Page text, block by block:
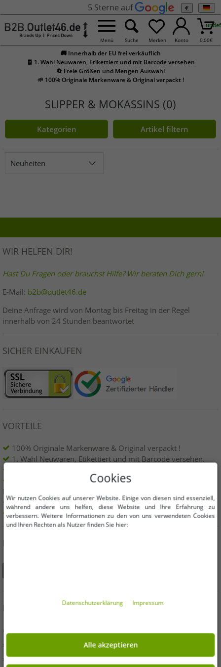
5 Sterne auf €
Menü Suche Merken Konto 0,00€
🚚 Innerhalb der EU frei verkäuflich
🧾 1. Wahl Neuwaren, Etikettiert und mit Barcode versehen
🔄 Freie Größen und Mengen Auswahl
🌱 100% Originale Markenware & Original verpackt !
SLIPPER & MOKASSINS (0)
Kategorien Artikel filtern
Neuheiten
WIR HELFEN DIR!
Hast Du Fragen oder brauchst Hilfe? Wir beraten Dich gern!
E-Mail: b2b@outlet46.de
Deine Anfrage wird von Montag bis Freitag in der Regel
innerhalb von 24 Stunden beantwortet
SICHER EINKAUFEN
VORTEILE
100% Originale Markenware & Original verpackt !
1. Wahl Neuwaren, Etikettiert und mit Barcode versehen.
Mindestbestellwert ist 199€ netto | Keine
Mindestbestellmenge
Angebote bis zu 90% günstiger
Freie Größen und Mengen Auswahl
DU FINDEST UNS AUCH AUF
INFORMATIONEN
» Unternehmen
» Ihre Vorteile
» Originalware und Auszeichnungen Outlet46
Cookies
Wir nutzen Cookies auf unserer Website. Einige von diesen sind essenziell,
während andere uns helfen, diese Website und Ihre Erfahrung zu
verbessern. Weitere Informationen zu den von uns verwendeten Cookies
und Ihren Rechten als Nutzer finden Sie hier:
Daten­schutz­erklärung Impressum
Alle akzeptieren